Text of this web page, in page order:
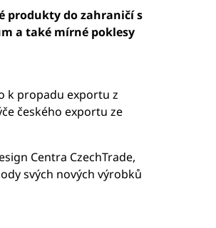
produkty do zahraničí s
a také mírné poklesy
k propadu exportu z
českého exportu ze
Centra CzechTrade,
svých nových výrobků